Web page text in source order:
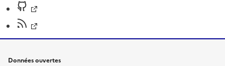
Données ouvertes